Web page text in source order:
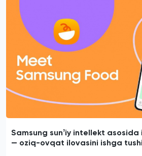
Samsung sunʼiy intellekt asosida
— oziq-ovqat ilovasini ishga